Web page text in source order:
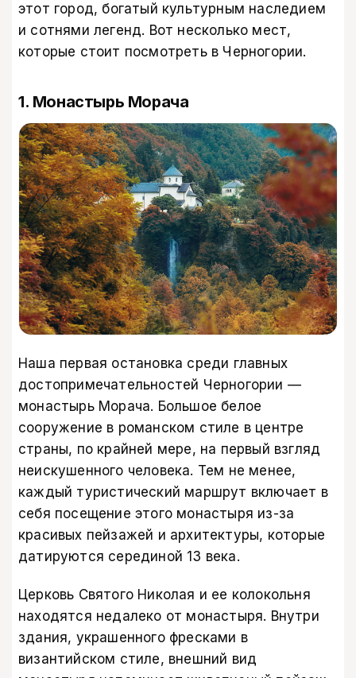
этот город, богатый культурным наследием
и сотнями легенд. Вот несколько мест,
которые стоит посмотреть в Черногории.
1. Монастырь Морача
Наша первая остановка среди главных
достопримечательностей Черногории —
монастырь Морача. Большое белое
сооружение в романском стиле в центре
страны, по крайней мере, на первый взгляд
неискушенного человека. Тем не менее,
каждый туристический маршрут включает в
себя посещение этого монастыря из-за
красивых пейзажей и архитектуры, которые
датируются серединой 13 века.
Церковь Святого Николая и ее колокольня
находятся недалеко от монастыря. Внутри
здания, украшенного фресками в
византийском стиле, внешний вид